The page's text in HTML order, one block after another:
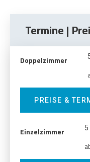
Termine |
Doppelzimmer
PREISE &
Einzelzimmer 5